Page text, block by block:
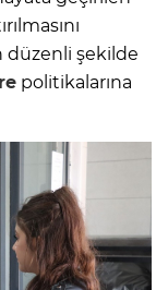
düzenli şekilde
politikalarına